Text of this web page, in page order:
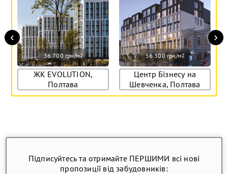
36 700 грн/м2
ЖК EVOLUTION,
Полтава
56 300 грн/м2
Центр Бізнесу на
Шевченка, Полтава
‹ ›
Підписуйтесь та отримайте ПЕРШИМИ всі нові
пропозиції від забудовників: